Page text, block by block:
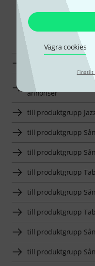
Vägra cookies
Finstilt
Hal Leonard Jazz
Jazz Play Alongs till
annonser
till produktgrupp
till produktgrupp
till produktgrupp
till produktgrupp
till produktgrupp
till produktgrupp
till produktgrupp
till produktgrupp